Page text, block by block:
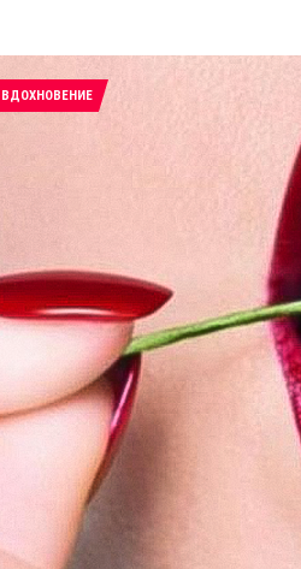
ВДОХНОВЕНИЕ